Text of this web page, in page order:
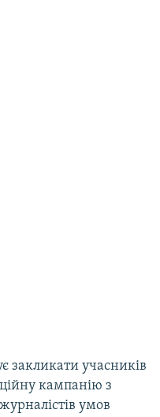
закликати учасників
кампанію з
умов